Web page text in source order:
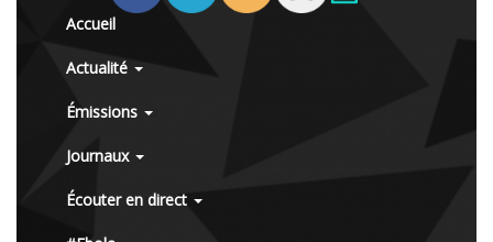
Accueil
Actualité
Émissions
Journaux
Écouter en direct